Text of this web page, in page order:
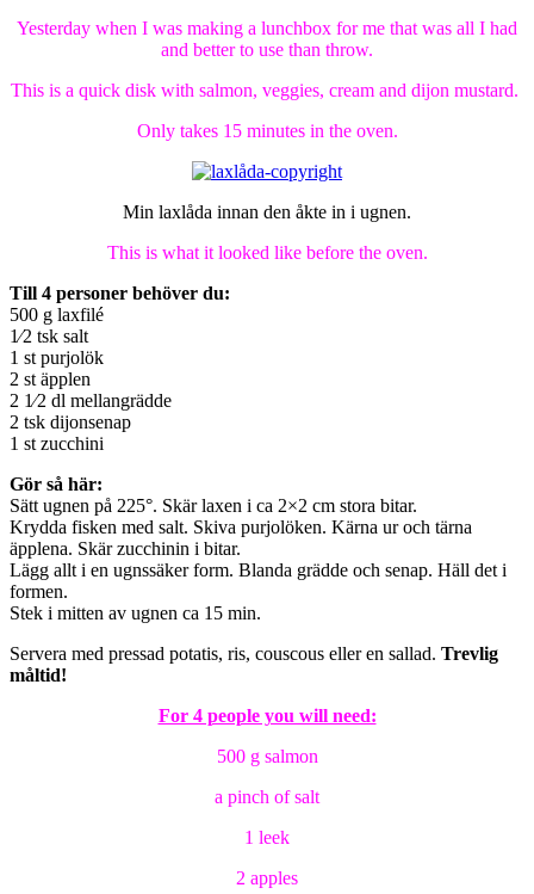
Yesterday when I was making a lunchbox for me that was all I had
and better to use than throw.
This is a quick disk with salmon, veggies, cream and dijon mustard.
Only takes 15 minutes in the oven.
Min laxlåda innan den åkte in i ugnen.
This is what it looked like before the oven.
Till 4 personer behöver du:
500 g laxfilé
1⁄2 tsk salt
1 st purjolök
2 st äpplen
2 1⁄2 dl mellangrädde
2 tsk dijonsenap
1 st zucchini
Gör så här:
Sätt ugnen på 225°. Skär laxen i ca 2×2 cm stora bitar.
Krydda fisken med salt. Skiva purjolöken. Kärna ur och tärna
äpplena. Skär zucchinin i bitar.
Lägg allt i en ugnssäker form. Blanda grädde och senap. Häll det i
formen.
Stek i mitten av ugnen ca 15 min.
Servera med pressad potatis, ris, couscous eller en sallad. Trevlig
måltid!
For 4 people you will need:
500 g salmon
a pinch of salt
1 leek
2 apples